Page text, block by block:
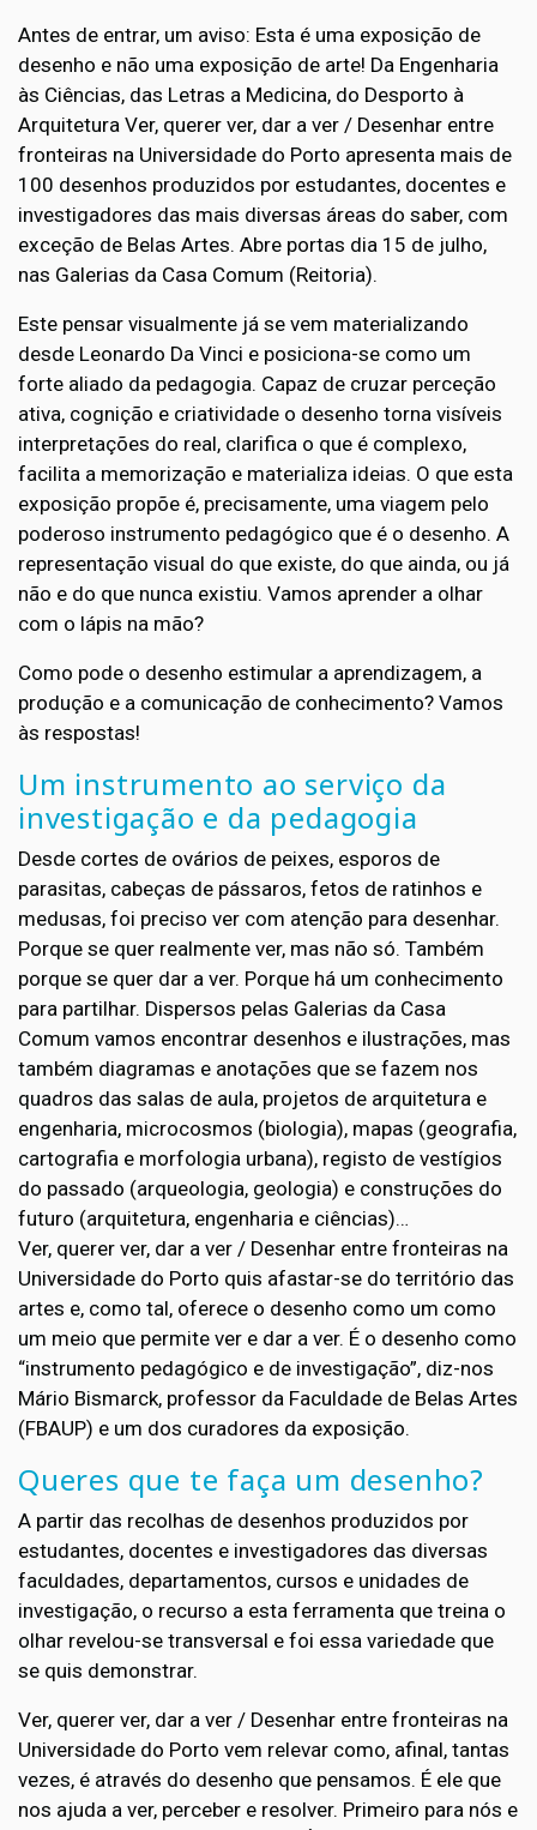
Antes de entrar, um aviso: Esta é uma exposição de
desenho e não uma exposição de arte! Da Engenharia
às Ciências, das Letras a Medicina, do Desporto à
Arquitetura Ver, querer ver, dar a ver / Desenhar entre
fronteiras na Universidade do Porto apresenta mais de
100 desenhos produzidos por estudantes, docentes e
investigadores das mais diversas áreas do saber, com
exceção de Belas Artes. Abre portas dia 15 de julho,
nas Galerias da Casa Comum (Reitoria).
Este pensar visualmente já se vem materializando
desde Leonardo Da Vinci e posiciona-se como um
forte aliado da pedagogia. Capaz de cruzar perceção
ativa, cognição e criatividade o desenho torna visíveis
interpretações do real, clarifica o que é complexo,
facilita a memorização e materializa ideias. O que esta
exposição propõe é, precisamente, uma viagem pelo
poderoso instrumento pedagógico que é o desenho. A
representação visual do que existe, do que ainda, ou já
não e do que nunca existiu. Vamos aprender a olhar
com o lápis na mão?
Como pode o desenho estimular a aprendizagem, a
produção e a comunicação de conhecimento? Vamos
às respostas!
Um instrumento ao serviço da
investigação e da pedagogia
Desde cortes de ovários de peixes, esporos de
parasitas, cabeças de pássaros, fetos de ratinhos e
medusas, foi preciso ver com atenção para desenhar.
Porque se quer realmente ver, mas não só. Também
porque se quer dar a ver. Porque há um conhecimento
para partilhar. Dispersos pelas Galerias da Casa
Comum vamos encontrar desenhos e ilustrações, mas
também diagramas e anotações que se fazem nos
quadros das salas de aula, projetos de arquitetura e
engenharia, microcosmos (biologia), mapas (geografia,
cartografia e morfologia urbana), registo de vestígios
do passado (arqueologia, geologia) e construções do
futuro (arquitetura, engenharia e ciências)…
Ver, querer ver, dar a ver / Desenhar entre fronteiras na
Universidade do Porto quis afastar-se do território das
artes e, como tal, oferece o desenho como um como
um meio que permite ver e dar a ver. É o desenho como
“instrumento pedagógico e de investigação”, diz-nos
Mário Bismarck, professor da Faculdade de Belas Artes
(FBAUP) e um dos curadores da exposição.
Queres que te faça um desenho?
A partir das recolhas de desenhos produzidos por
estudantes, docentes e investigadores das diversas
faculdades, departamentos, cursos e unidades de
investigação, o recurso a esta ferramenta que treina o
olhar revelou-se transversal e foi essa variedade que
se quis demonstrar.
Ver, querer ver, dar a ver / Desenhar entre fronteiras na
Universidade do Porto vem relevar como, afinal, tantas
vezes, é através do desenho que pensamos. É ele que
nos ajuda a ver, perceber e resolver. Primeiro para nós e